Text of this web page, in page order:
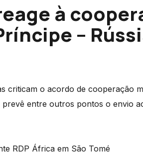
à
–
criticam o acordo de cooperação
entre outros pontos o envio
RDP África em São Tomé